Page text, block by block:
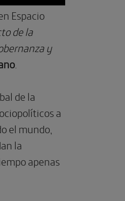
Espacio
de la
y
.
de la
a
el mundo,
la
apenas